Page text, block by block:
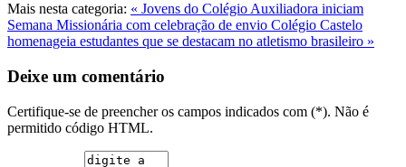
Mais nesta categoria: « Jovens do Colégio Auxiliadora iniciam
Semana Missionária com celebração de envio Colégio Castelo
homenageia estudantes que se destacam no atletismo brasileiro »
Deixe um comentário
Certifique-se de preencher os campos indicados com (*). Não é
permitido código HTML.